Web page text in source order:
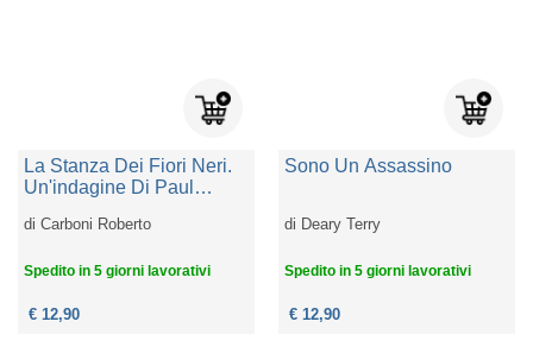
La Stanza Dei Fiori Neri.
Un'indagine Di Paul
diCarboni Roberto
Spedito in 5 giorni lavorativi
€ 12,90
Sono Un Assassino
di Deary Terry
Spedito in 5 giorni lavorativi
€ 12,90